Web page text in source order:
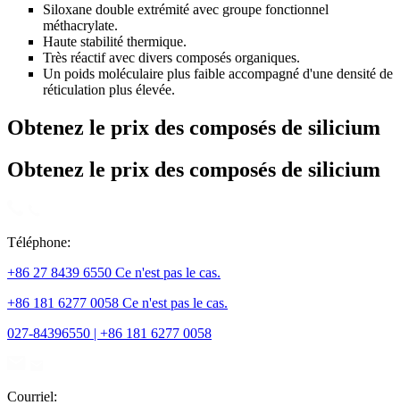
Siloxane double extrémité avec groupe fonctionnel
méthacrylate.
Haute stabilité thermique.
Très réactif avec divers composés organiques.
Un poids moléculaire plus faible accompagné d'une densité de
réticulation plus élevée.
Obtenez le prix des composés de silicium
Obtenez le prix des composés de silicium
Téléphone:
+86 27 8439 6550 Ce n'est pas le cas.
+86 181 6277 0058 Ce n'est pas le cas.
027-84396550 | +86 181 6277 0058
Courriel: